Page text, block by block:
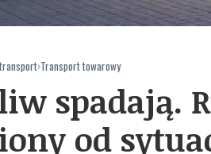
›Transport towarowy
spadają.
od